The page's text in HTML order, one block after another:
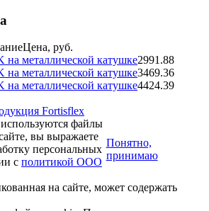
Цена, руб.
на металлической катушке2991.88
на металлической катушке3469.36
на металлической катушке4424.39
Fortisflex
файлы
вы выражаете
персональных
с политикой ООО
Понятно,
принимаю
на сайте, может содержать